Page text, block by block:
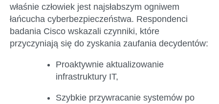
właśnie człowiek jest najsłabszym ogniwem
łańcucha cyberbezpieczeństwa. Respondenci
badania Cisco wskazali czynniki, które
przyczyniają się do zyskania zaufania decydentów:
Proaktywnie aktualizowanie
infrastruktury IT,
Szybkie przywracanie systemów po